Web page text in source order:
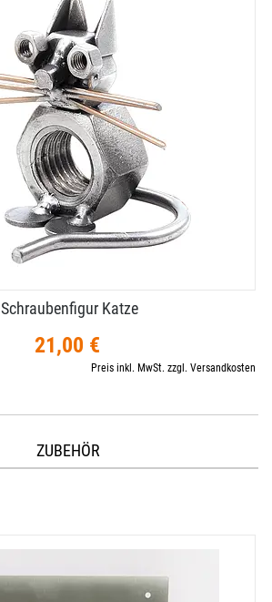
Schraubenfigur Katze
21,00 €
Preis inkl. MwSt. zzgl. Versandkosten
ZUBEHÖR